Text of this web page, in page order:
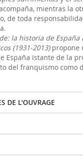
mientras la
de toda
la historia de España
(1931-2013)propone
España istante de la
del franquismo como
DE L'OUVRAGE